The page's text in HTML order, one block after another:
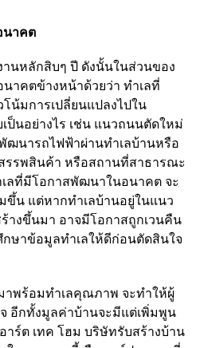
นาคต
นหลักสิบๆ ปี ดังนั้นในส่วนของ
นาคตข้างหน้าด้วยว่า ทำเลที่
น้มการเปลี่ยนแปลงไปใน
ป็นอย่างไร เช่น แนวถนนตัดใหม่
ฒนารถไฟฟ้าผ่านทำเลบ้านหรือ
รรพสินค้า หรือสถานที่สาธารณะ
ลที่มีโอกาสพัฒนาในอนาคต จะ
น แต่หากทำเลบ้านอยู่ในแนว
างขึ้นมา อาจมีโอกาสถูกเวนคืน
กษาข้อมูลทำเลให้ดีก่อนตัดสินใจ
าพร้อมทำเลคุณภาพ จะทำให้ผู้
อีกทั้งมูลค่าบ้านจะมีแต่เพิ่มพูน
ร์ต เทค โฮม บริษัทรับสร้างบ้าน